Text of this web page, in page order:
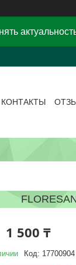
КОНТАКТЫ
1 500 ₸
Код: 17700904